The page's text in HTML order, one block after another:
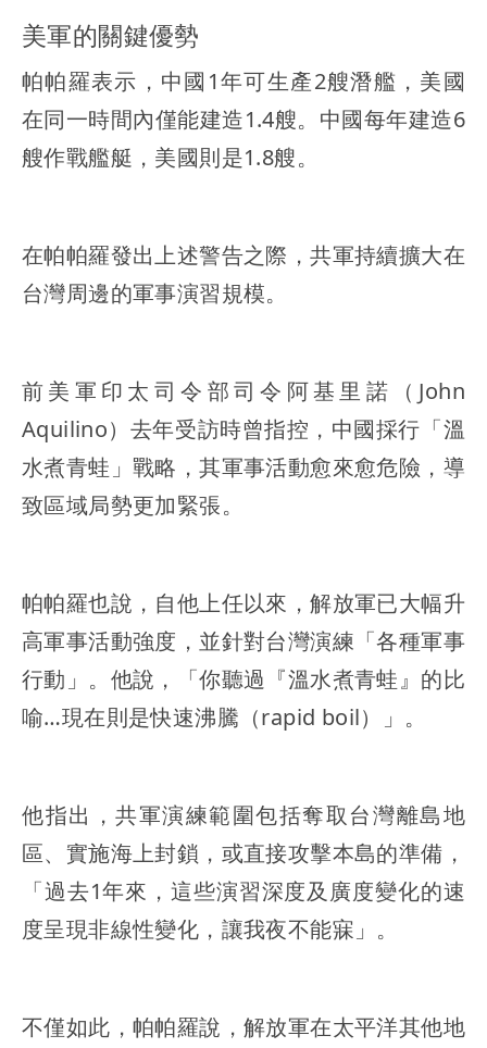
美軍的關鍵優勢
帕帕羅表示，中國1年可生產2艘潛艦，美國
在同一時間內僅能建造1.4艘。中國每年建造6
艘作戰艦艇，美國則是1.8艘。
在帕帕羅發出上述警告之際，共軍持續擴大在
台灣周邊的軍事演習規模。
前美軍印太司令部司令阿基里諾（John
Aquilino）去年受訪時曾指控，中國採行「溫
水煮青蛙」戰略，其軍事活動愈來愈危險，導
致區域局勢更加緊張。
帕帕羅也說，自他上任以來，解放軍已大幅升
高軍事活動強度，並針對台灣演練「各種軍事
行動」。他說，「你聽過『溫水煮青蛙』的比
喻…現在則是快速沸騰（rapid boil）」。
他指出，共軍演練範圍包括奪取台灣離島地
區、實施海上封鎖，或直接攻擊本島的準備，
「過去1年來，這些演習深度及廣度變化的速
度呈現非線性變化，讓我夜不能寐」。
不僅如此，帕帕羅說，解放軍在太平洋其他地